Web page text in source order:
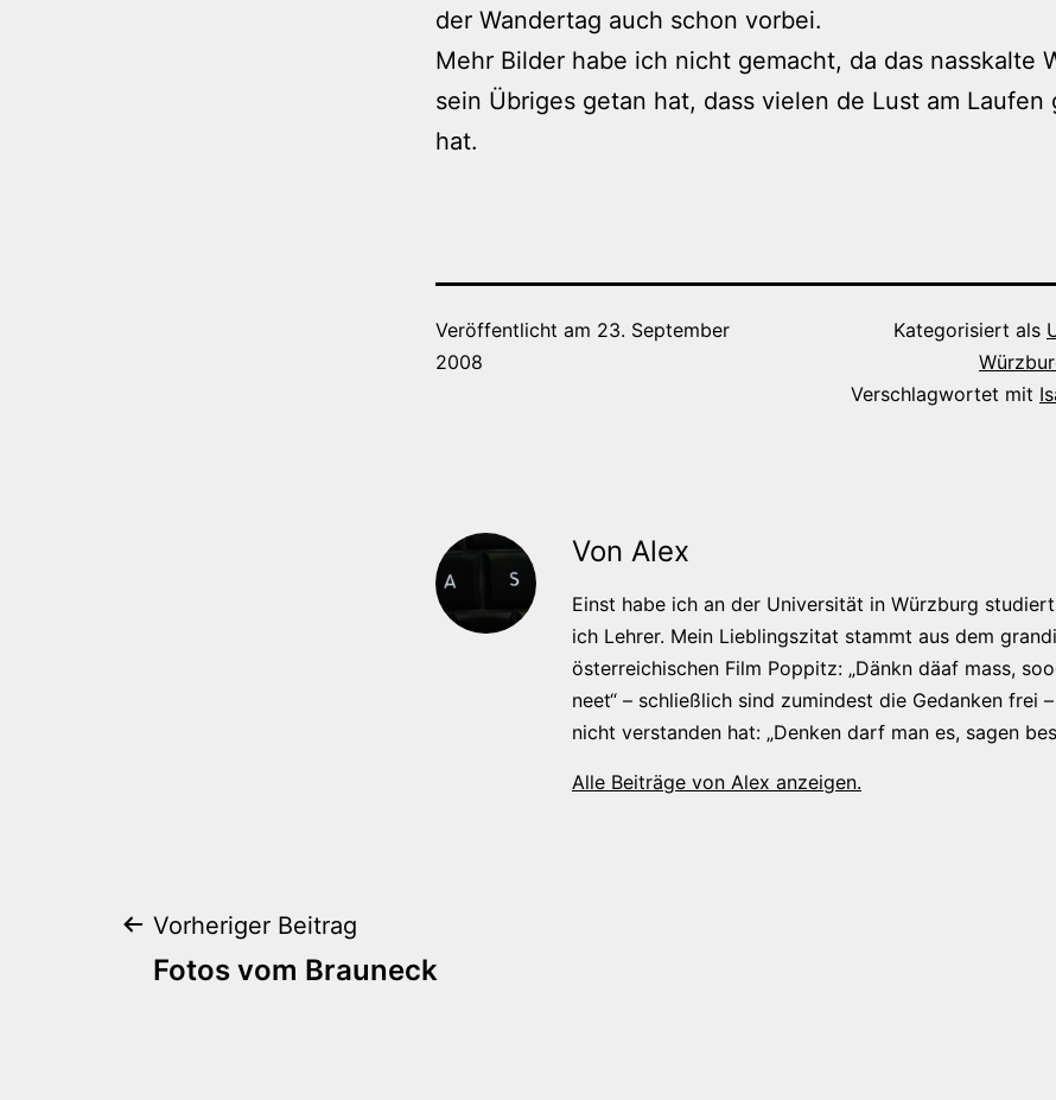
der Wandertag auch schon vorbei.
Mehr Bilder habe ich nicht gemacht, da das nasskalte
sein Übriges getan hat, dass vielen de Lust am Laufen
hat.
Veröffentlicht am 23. September
2008
Kategorisiert als
Verschlagwortet mit
Von Alex
Einst habe ich an der Universität in Würzburg
ich Lehrer. Mein Lieblingszitat stammt aus dem
österreichischen Film Poppitz: „Dänkn däaf mass,
neet“ – schließlich sind zumindest die Gedanken frei
nicht verstanden hat: „Denken darf man es, sagen
Alle Beiträge von Alex anzeigen.
Beitragsnavigation
Vorheriger Beitrag
Fotos vom Brauneck